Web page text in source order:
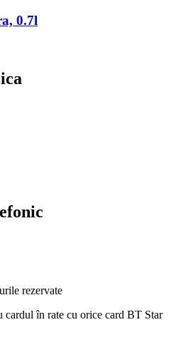
0.7l
rezervate
cardul în rate cu orice card BT Star